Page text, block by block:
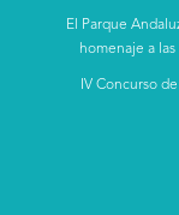
El Parque
homenaje a
IV Concurso